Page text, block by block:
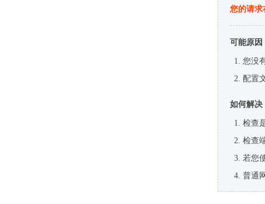
您的请求
可能原因
您没
配置
如何解决
检查
检查
若您
普通